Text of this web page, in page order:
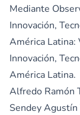
Mediante
Innovación,
América Latina:
Innovación,
América Latina.
Alfredo Ramón
Sendey Agustín